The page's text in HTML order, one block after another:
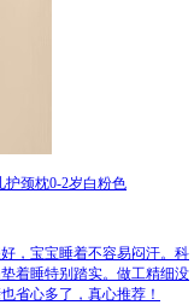
护颈枕0-2岁白粉色
，宝宝睡着不容易闷汗。科
着睡特别踏实。做工精细没
省心多了，真心推荐！